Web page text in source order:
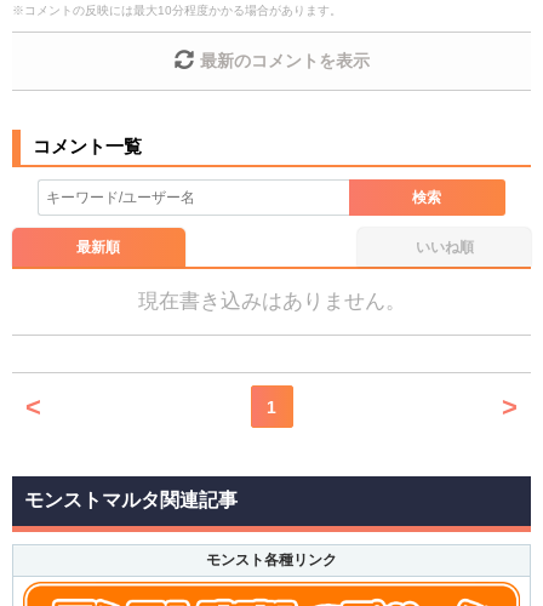
上限値
22634 27882
怪滅のホーリーパニッシュメント
12+8ターン
スピードとパワーがアップ＆味方がふれるとスピードがアップする状態になる
超絶貫通拡散弾EL3
威力:31491
16方向に超強力な特大貫通属性弾を3発ずつ乱れ撃ち
全ての敵に1発の超落雷で攻撃
素材 必要数
獣神竜・光 3 ▶獣神竜クエスト(光)など
2 ▶獣神竜クエスト(水)
獣神玉
2 ▶入手方法
・その他、管理者が不適切と判断した投稿
コメントの削除につきましては下記フォームより申請を
コメントの削除を申請する
応させていただきます。ご了承ください。
※一度削除したコメントは復元ができませんのでご注意
ください。
また、過度な利用規約の違反や、弊社に損害の及ぶ内容の書き込み
で、あらかじめご理解くださいませ。
※ コメントの反映には最大10分程度かかる場合があります。
最新のコメントを表示
検索
最新順 いいね順
現在書き込みはありません。
< 1 >
モンストマルタ関連記事
モンスト各種リンク